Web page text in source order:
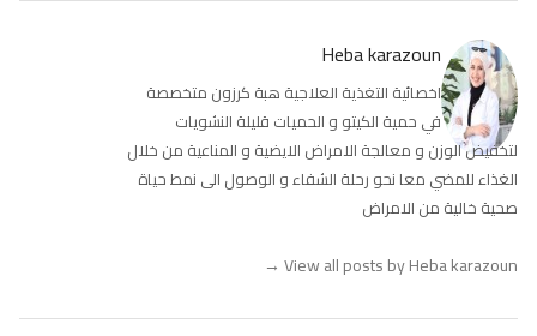
Heba karazoun
اخصائية التغذية العلاجية هبة كرزون متخصصة
في حمية الكيتو و الحميات قليلة النشويات
لتخفيض الوزن و معالجة الامراض الايضية و المناعية من خلال
الغذاء للمضي معا نحو رحلة الشفاء و الوصول الى نمط حياة
صحية خالية من الامراض
View all posts by Heba karazoun
→